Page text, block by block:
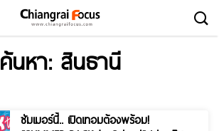
ค้นหา: สินธานี
ซัมเมอร์นี้.. เปิดเทอมต้องพร้อม!